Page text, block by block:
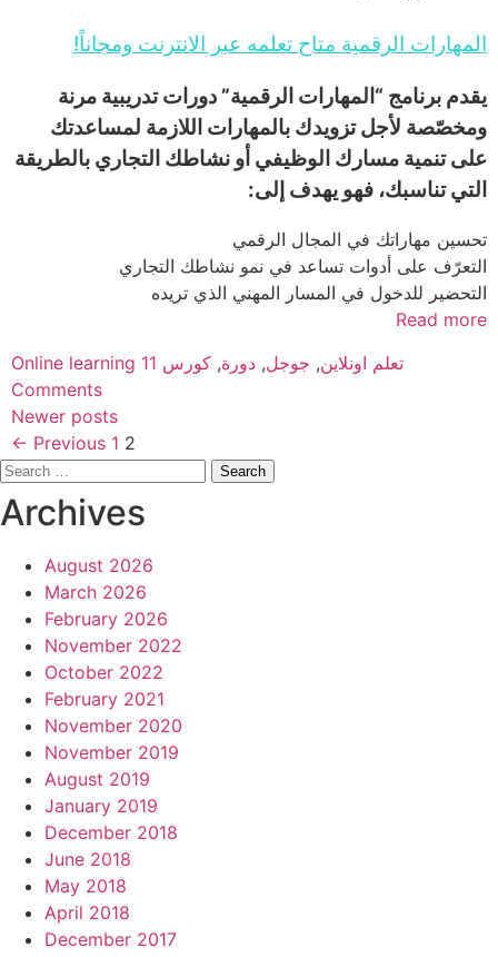
المهارات الرقمية متاح تعلمه عبر الانترنت ومجاناً!
يقدم برنامج “المهارات الرقمية” دورات تدريبية مرنة
ومخصّصة لأجل تزويدك بالمهارات اللازمة لمساعدتك
على تنمية مسارك الوظيفي أو نشاطك التجاري بالطريقة
التي تناسبك، فهو يهدف إلى:
تحسين مهاراتك في المجال الرقمي
التعرّف على أدوات تساعد في نمو نشاطك التجاري
التحضير للدخول في المسار المهني الذي تريده
Read more
Categories
Online learning Tags تعلم اونلاين, جوجل, دورة, كورس 11
Comments
Newer posts
← Previous Page
1 Page
2
Search
for:
Archives
August 2026
March 2026
February 2026
November 2022
October 2022
February 2021
November 2020
November 2019
August 2019
January 2019
December 2018
June 2018
May 2018
April 2018
December 2017